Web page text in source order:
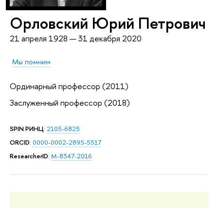
Орловский Юрий Петрович
21 апреля 1928 — 31 декабря 2020
Мы помним
Ординарный профессор (2011)
Заслуженный профессор (2018)
SPIN РИНЦ: 2105-6825
ORCID: 0000-0002-2895-5517
ResearcherID: M-8347-2016